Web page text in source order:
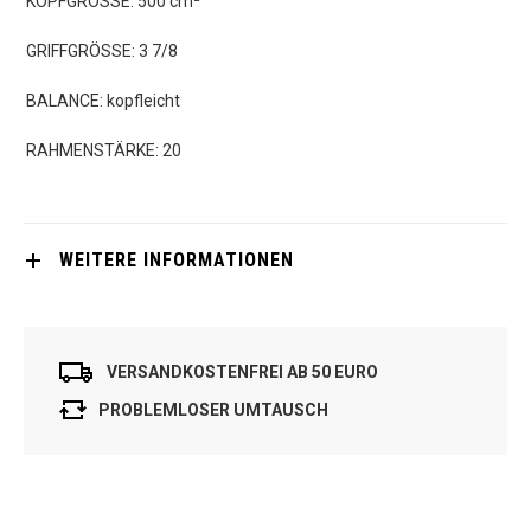
GRIFFGRÖSSE: 3 7/8
BALANCE: kopfleicht
RAHMENSTÄRKE: 20
WEITERE INFORMATIONEN
VERSANDKOSTENFREI AB 50 EURO
PROBLEMLOSER UMTAUSCH